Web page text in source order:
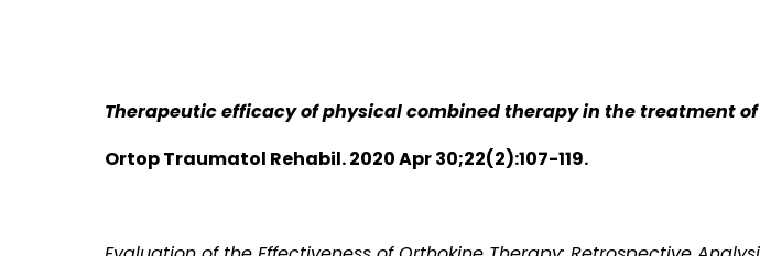
Therapeutic efficacy of physical combined therapy in the treatment
Ortop Traumatol Rehabil. 2020 Apr 30;22(2):107-119.